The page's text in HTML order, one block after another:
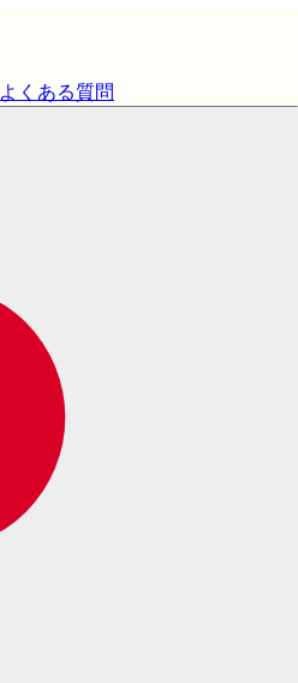
よくある質問